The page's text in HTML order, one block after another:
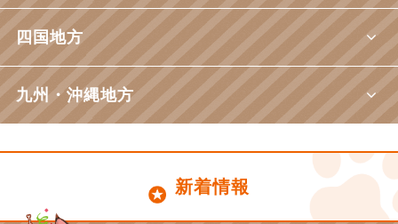
四国地方
九州・沖縄地方
新着情報